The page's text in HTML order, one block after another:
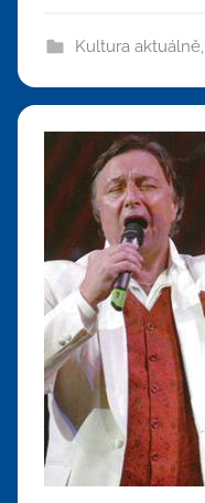
Kultura aktuálně,